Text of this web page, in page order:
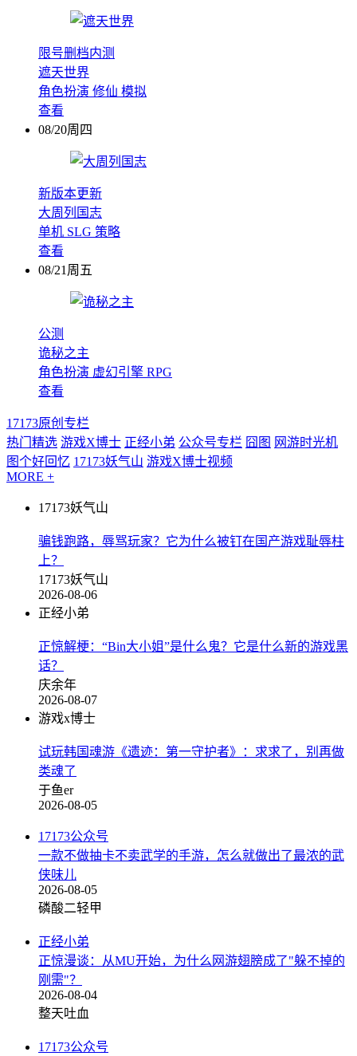
限号删档内测
遮天世界
角色扮演 修仙 模拟
查看
08/20周四
新版本更新
大周列国志
单机 SLG 策略
查看
08/21周五
公测
诡秘之主
角色扮演 虚幻引擎 RPG
查看
17173原创专栏
热门精选 游戏X博士 正经小弟 公众号专栏 囧图 网游时光机
图个好回忆 17173妖气山 游戏X博士视频
MORE +
17173妖气山
骗钱跑路，辱骂玩家？它为什么被钉在国产游戏耻辱柱
上？
17173妖气山
2026-08-06
正经小弟
正惊解梗：“Bin大小姐”是什么鬼？它是什么新的游戏黑
话？
庆余年
2026-08-07
游戏x博士
试玩韩国魂游《遗迹：第一守护者》：求求了，别再做
类魂了
于鱼er
2026-08-05
17173公众号
一款不做抽卡不卖武学的手游，怎么就做出了最浓的武
侠味儿
2026-08-05
磷酸二轻甲
正经小弟
正惊漫谈：从MU开始，为什么网游翅膀成了"躲不掉的
刚需"？
2026-08-04
整天吐血
17173公众号